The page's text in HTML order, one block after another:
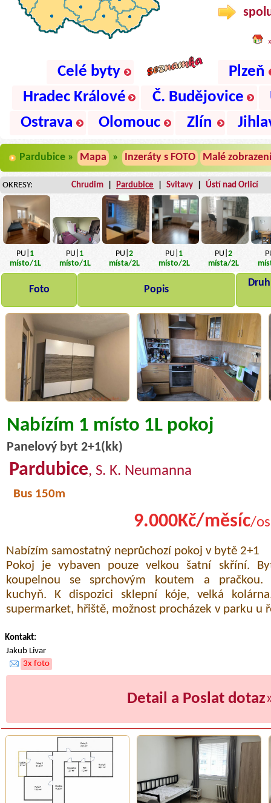
Celé byty
Plzeň
Hradec Králové
Č. Budějovice
Ostrava
Olomouc Zlín
Pardubice » Mapa » Inzeráty s FOTO Malé zobrazení
OKRESY: Chrudim Pardubice Svitavy Ústí nad Orlicí
PU| 1
místo/1L
PU| 1
místo/1L
PU| 2
místa/2L
PU| 1
místo/2L
PU| 2
místa/2L
Foto Popis
Nabízím 1 místo 1L pokoj
Panelový byt 2+1(kk)
Pardubice, S. K. Neumanna
Bus 150m
9.000Kč/měsíc/
Nabízím samostatný neprůchozí pokoj v bytě 2+1
Pokoj je vybaven pouze velkou šatní skříní.
koupelnou se sprchovým koutem a pračkou.
kuchyň. K dispozici sklepní kóje, velká
supermarket, hřiště, možnost procházek v parku u
Kontakt:
Jakub Livar
3x foto
Detail a Poslat dotaz